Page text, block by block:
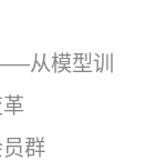
从模型训
群